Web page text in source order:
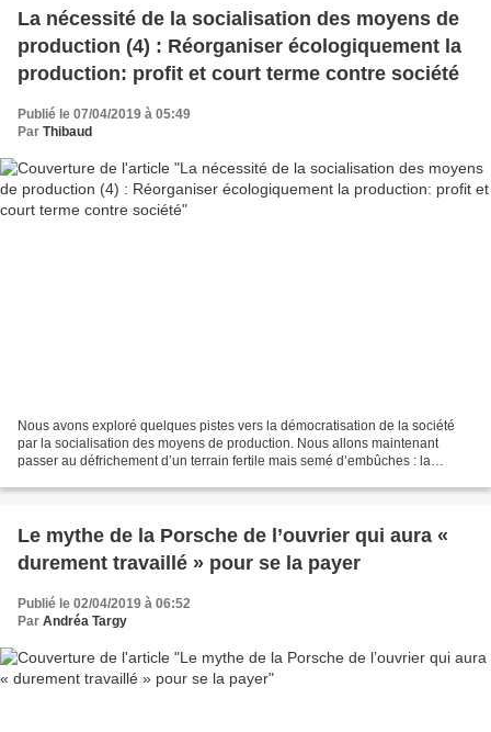
La nécessité de la socialisation des moyens de
production (4) : Réorganiser écologiquement la
production: profit et court terme contre société
Publié le 07/04/2019 à 05:49
Par Thibaud
Nous avons exploré quelques pistes vers la démocratisation de la société
par la socialisation des moyens de production. Nous allons maintenant
passer au défrichement d’un terrain fertile mais semé d’embûches : la
Le mythe de la Porsche de l’ouvrier qui aura «
durement travaillé » pour se la payer
Publié le 02/04/2019 à 06:52
Par Andréa Targy